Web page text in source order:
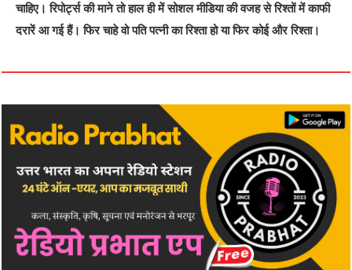
चाहिए। रिपोर्ट्स की माने तो हाल ही में सोशल मीडिया की वजह से रिश्तों में काफी
दरारें आ गई हैं। फिर चाहे वो पति पत्नी का रिश्ता हो या फिर कोई और रिश्ता।